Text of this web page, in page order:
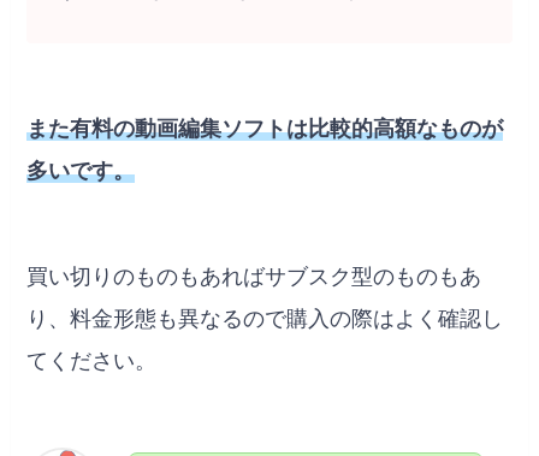
また有料の動画編集ソフトは比較的高額なものが
多いです。
買い切りのものもあればサブスク型のものもあ
り、料金形態も異なるので購入の際はよく確認し
てください。